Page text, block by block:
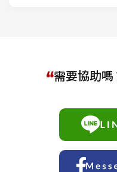
需要協助